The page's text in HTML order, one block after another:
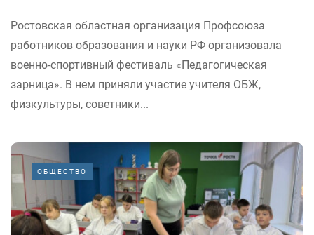
Ростовская областная организация Профсоюза
работников образования и науки РФ организовала
военно-спортивный фестиваль «Педагогическая
зарница». В нем приняли участие учителя ОБЖ,
физкультуры, советники...
ОБЩЕСТВО